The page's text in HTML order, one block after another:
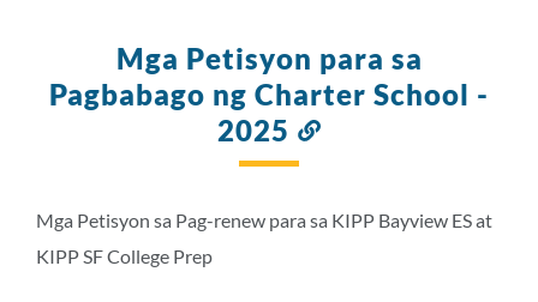
Mga Petisyon para sa
Pagbabago ng Charter School -
2025
Link
ito
Mga Petisyon sa Pag-renew para sa KIPP Bayview ES at
KIPP SF College Prep